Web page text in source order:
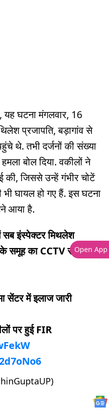
यह घटना मंगलवार, 16
प्रजापति, बड़ागांव से
थे. तभी दर्जनों की संख्या
बोल दिया. वकीलों ने
की, जिससे उन्हें गंभीर चोटें
घायल हो गए हैं. इस घटना
आया है.
सब इंस्पेक्टर मिथलेश
के समूह का CCTV सामने
सेंटर में इलाज जारी
पर हुई FIR
Open App